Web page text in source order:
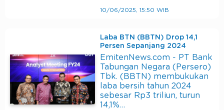
10/06/2025, 15:50 WIB
Laba BTN (BBTN) Drop 14,1
Persen Sepanjang 2024
EmitenNews.com - PT Bank
Tabungan Negara (Persero)
Tbk. (BBTN) membukukan
laba bersih tahun 2024
sebesar Rp3 triliun, turun
14,1%…